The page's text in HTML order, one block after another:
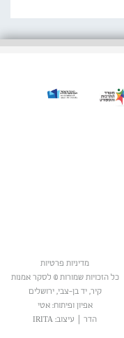
מדיניות פרטיות
כל הזכויות שמורות © לסקר אמנות
קיר, יד בן-צבי, ירושלים
אפיון ופיתוח: אטי
הדר
עיצוב: IRITA